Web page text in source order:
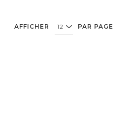
AFFICHER PAR PAGE